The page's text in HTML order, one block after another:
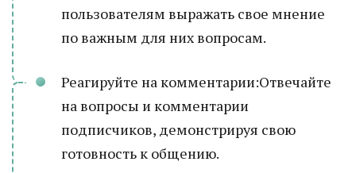
пользователям выражать свое мнение
по важным для них вопросам.
Реагируйте на комментарии:Отвечайте
на вопросы и комментарии
подписчиков, демонстрируя свою
готовность к общению.